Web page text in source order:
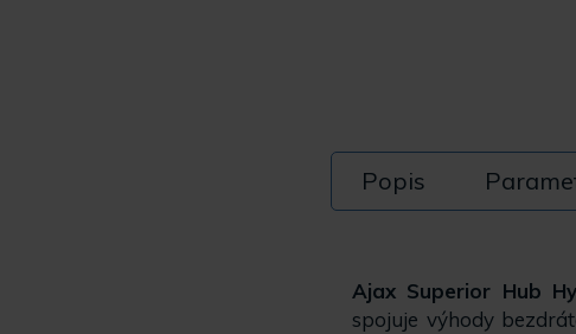
Popis
Ajax Superior Hub
spojuje výhody